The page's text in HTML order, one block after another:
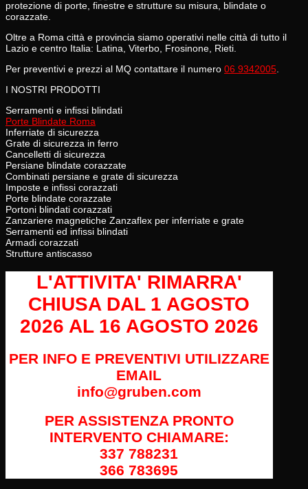
protezione di porte, finestre e strutture su misura, blindate o
corazzate.
Oltre a Roma città e provincia siamo operativi nelle città di tutto il
Lazio e centro Italia: Latina, Viterbo, Frosinone, Rieti.
Per preventivi e prezzi al MQ contattare il numero 06 9342005
I NOSTRI PRODOTTI
Serramenti e infissi blindati
Porte Blindate Roma
Inferriate di sicurezza
Grate di sicurezza in ferro
Cancelletti di sicurezza
Persiane blindate corazzate
Combinati persiane e grate di sicurezza
Imposte e infissi corazzati
Porte blindate corazzate
Portoni blindati corazzati
Zanzariere magnetiche Zanzaflex per inferriate e grate
Serramenti ed infissi blindati
Armadi corazzati
Strutture antiscasso
L'ATTIVITA' RIMARRA'
CHIUSA DAL 1 AGOSTO
2026 AL 16 AGOSTO 2026
PER INFO E PREVENTIVI UTILIZZARE
EMAIL
info@gruben.com
PER ASSISTENZA PRONTO
INTERVENTO CHIAMARE:
337 788231
366 783695